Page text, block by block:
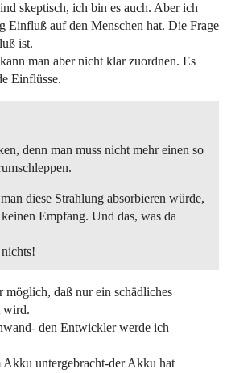
skeptisch, ich bin es auch. Aber ich
Einfluß auf den Menschen hat. Die Frage
ist.
man aber nicht klar zuordnen. Es
Einflüsse.
denn man muss nicht mehr einen so
diese Strahlung absorbieren würde,
Empfang. Und das, was da
möglich, daß nur ein schädliches
wird.
den Entwickler werde ich
untergebracht-der Akku hat